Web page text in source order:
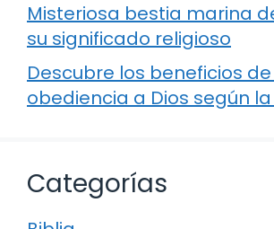
Misteriosa bestia marina
su significado religioso
Descubre los beneficios
obediencia a Dios según la
Categorías